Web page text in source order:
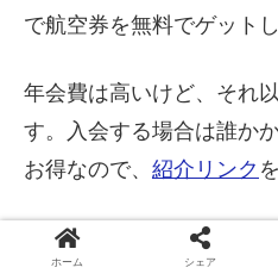
で航空券を無料でゲット
年会費は高いけど、それ
す。入会する場合は誰か
お得なので、 紹介リンク
公式のリンクだと紹介特
ホーム シェア